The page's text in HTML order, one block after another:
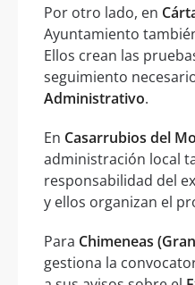
Por otro lado, en
Ayuntamiento
Ellos crean las
seguimiento
Administrativo.
En Casarrubios del
administración local
responsabilidad del
y ellos organizan el
Para Chimeneas
gestiona la